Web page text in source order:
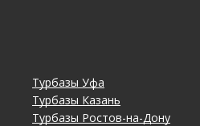
Турбазы Уфа
Турбазы Казань
Турбазы Ростов-на-Дону